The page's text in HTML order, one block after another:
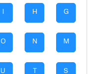
G
H
I
M
N
O
S
T
U